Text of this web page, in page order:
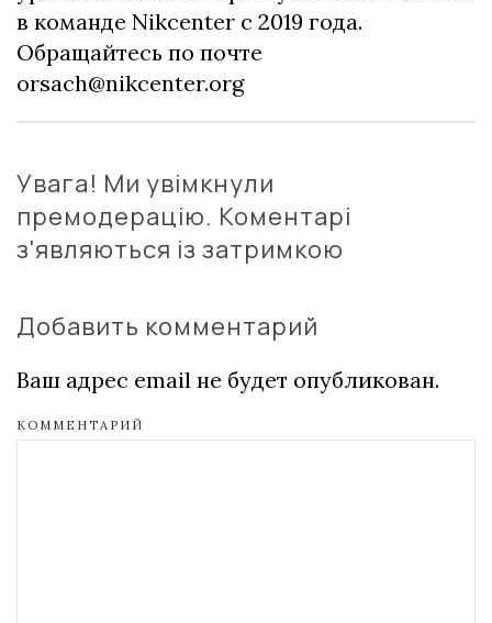
в команде Nikcenter с 2019 года.
Обращайтесь по почте
orsach@nikcenter.org
Увага! Ми увімкнули
премодерацію. Коментарі
з'являються із затримкою
Добавить комментарий
Ваш адрес email не будет опубликован.
КОММЕНТАРИЙ